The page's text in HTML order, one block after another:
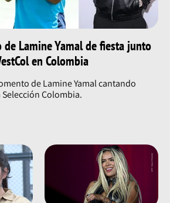
de Lamine Yamal de fiesta junto
en Colombia
de Lamine Yamal cantando
Colombia.